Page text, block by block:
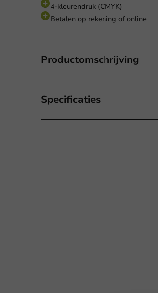
4-kleurendruk (CMYK)
Betalen op rekening of online
Productomschrijving
Specificaties